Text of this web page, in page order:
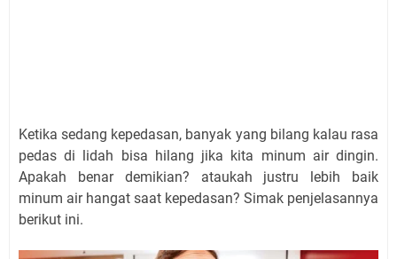
Ketika sedang kepedasan, banyak yang bilang kalau rasa
pedas di lidah bisa hilang jika kita minum air dingin.
Apakah benar demikian? ataukah justru lebih baik
minum air hangat saat kepedasan? Simak penjelasannya
berikut ini.